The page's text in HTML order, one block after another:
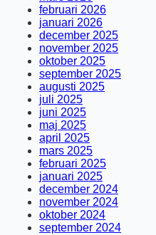
februari 2026
januari 2026
december 2025
november 2025
oktober 2025
september 2025
augusti 2025
juli 2025
juni 2025
maj 2025
april 2025
mars 2025
februari 2025
januari 2025
december 2024
november 2024
oktober 2024
september 2024